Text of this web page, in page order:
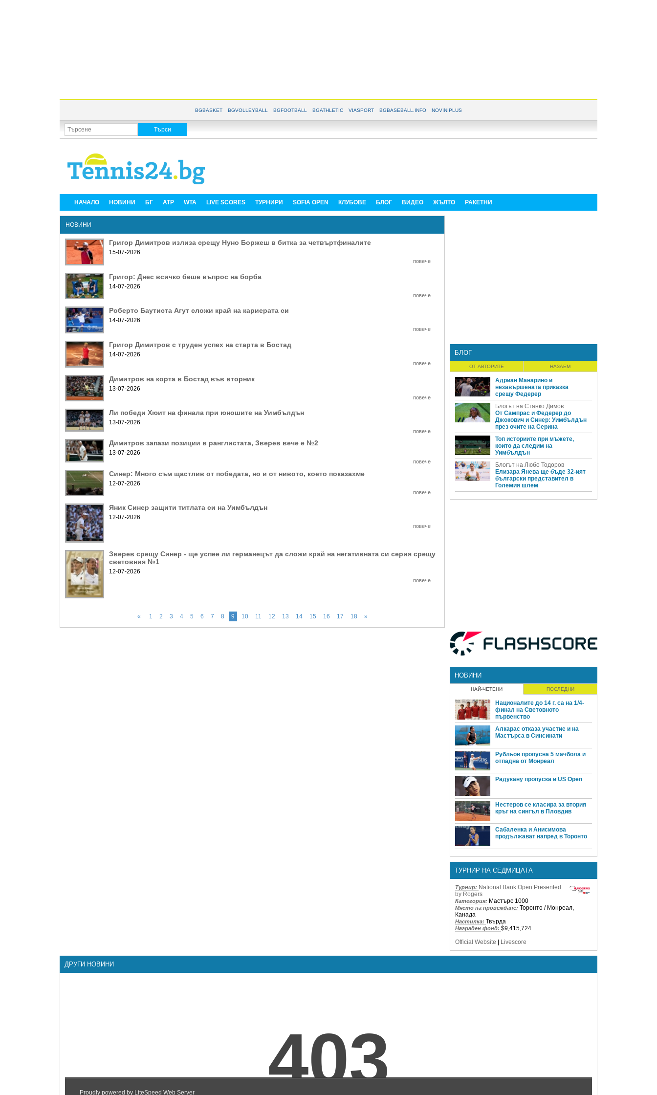
BGBASKET BGVOLLEYBALL BGFOOTBALL BGATHLETIC VIASPORT BGBASEBALL.INFO NOVINIPLUS
НАЧАЛО НОВИНИ БГ ATP WTA LIVE SCORES ТУРНИРИ SOFIA OPEN КЛУБОВЕ БЛОГ ВИДЕО ЖЪЛТО РАКЕТНИ
НОВИНИ
Григор Димитров излиза срещу Нуно Боржеш в битка за четвъртфиналите
15-07-2026
повече
Григор: Днес всичко беше въпрос на борба
14-07-2026
повече
Роберто Баутиста Агут сложи край на кариерата си
14-07-2026
повече
Григор Димитров с труден успех на старта в Бостад
14-07-2026
повече
Димитров на корта в Бостад във вторник
13-07-2026
повече
Ли победи Хюит на финала при юношите на Уимбълдън
13-07-2026
повече
Димитров запази позиции в ранглистата, Зверев вече е №2
13-07-2026
повече
Синер: Много съм щастлив от победата, но и от нивото, което показахме
12-07-2026
повече
Яник Синер защити титлата си на Уимбълдън
12-07-2026
повече
Зверев срещу Синер - ще успее ли германецът да сложи край на негативната си серия срещу
световния №1
12-07-2026
повече
« 1 2 3 4 5 6 7 8 9 10 11 12 13 14 15 16 17 18 »
БЛОГ
ОТ АВТОРИТЕ НАЗАЕМ
Адриан Манарино и
незавършената приказка
срещу Федерер
Блогът на Станко Димов
От Сампрас и Федерер до
Джокович и Синер: Уимбълдън
през очите на Серина
Топ историите при мъжете,
които да следим на
Уимбълдън
Блогът на Любо Тодоров
Елизара Янева ще бъде 32-ият
български представител в
Големия шлем
НОВИНИ
НАЙ-ЧЕТЕНИ ПОСЛЕДНИ
Националите до 14 г. са на 1/4-
финал на Световното
първенство
Алкарас отказа участие и на
Мастърса в Синсинати
Рубльов пропусна 5 мачбола и
отпадна от Монреал
Радукану пропуска и US Open
Нестеров се класира за втория
кръг на сингъл в Пловдив
Сабаленка и Анисимова
продължават напред в Торонто
ТУРНИР НА СЕДМИЦАТА
Турнир: National Bank Open Presented
by Rogers
Категория: Мастърс 1000
Място на провеждане: Торонто / Монреал,
Канада
Настилка: Твърда
Награден фонд: $9,415,724
Official Website | Livescore
ДРУГИ НОВИНИ